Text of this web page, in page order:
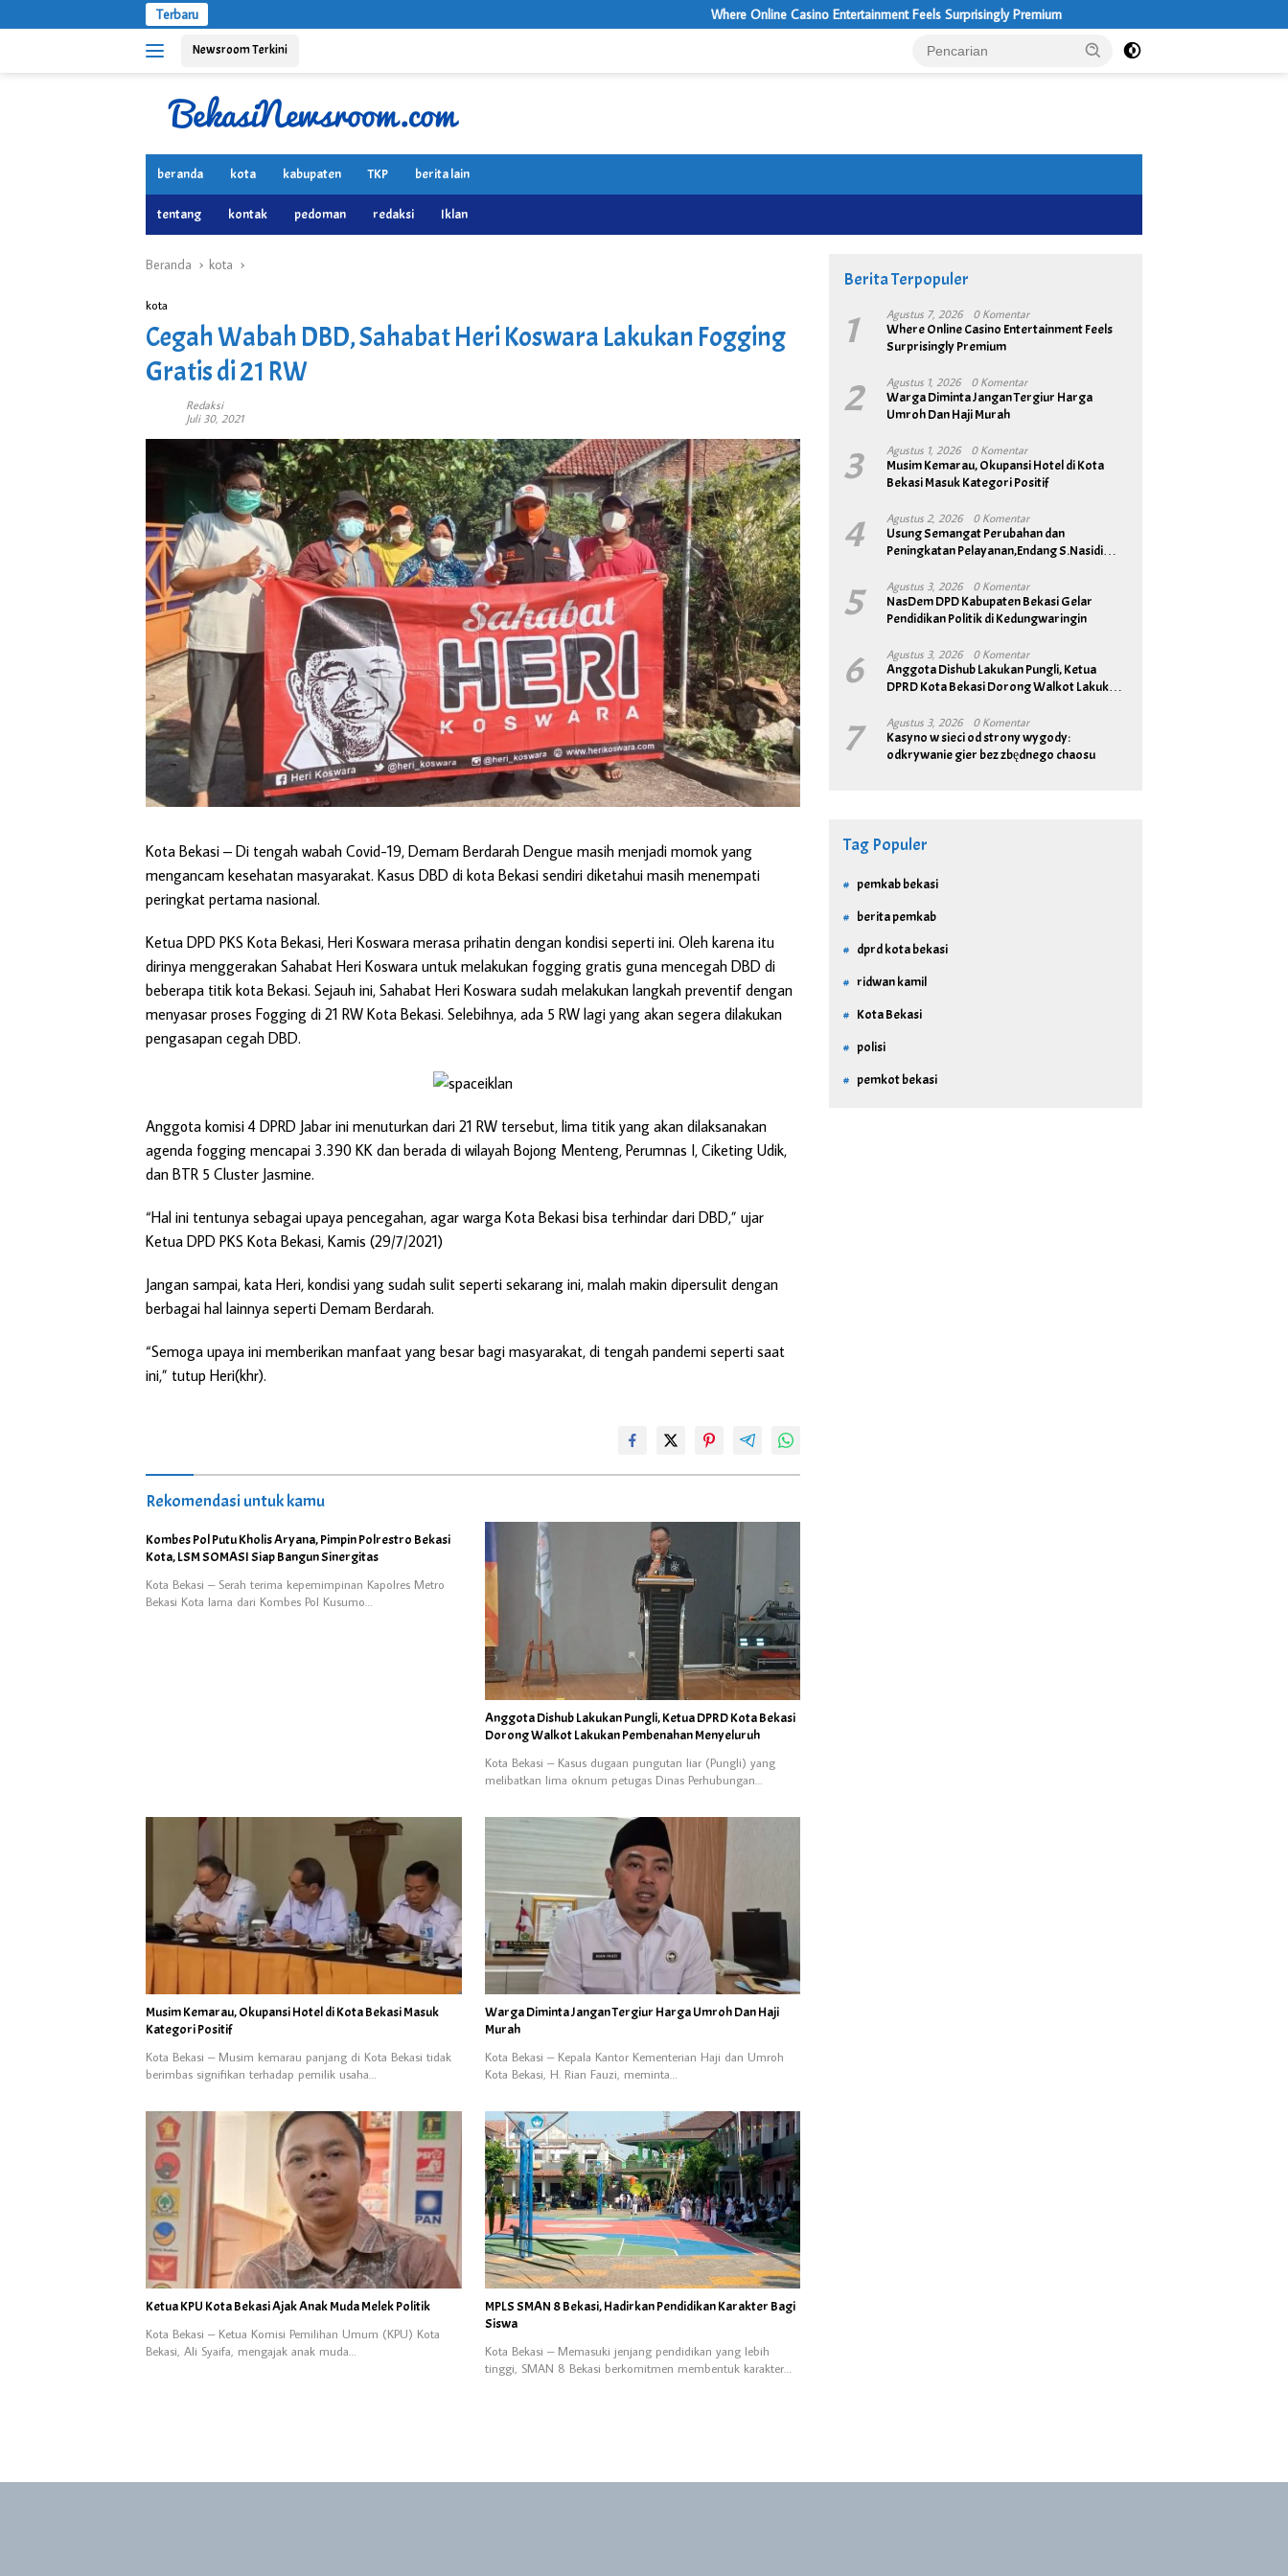
ke
Terbaru Where Online Casino Entertainment Feels Surprisingly Premium
Newsroom Terkini
beranda kota kabupaten TKP berita lain
tentang kontak pedoman redaksi Iklan
Beranda kota
kota
Cegah Wabah DBD, Sahabat Heri Koswara Lakukan Fogging
Gratis di 21 RW
Redaksi
Juli 30, 2021
Kota Bekasi – Di tengah wabah Covid-19, Demam Berdarah Dengue masih menjadi momok yang
mengancam kesehatan masyarakat. Kasus DBD di kota Bekasi sendiri diketahui masih menempati
peringkat pertama nasional.
Ketua DPD PKS Kota Bekasi, Heri Koswara merasa prihatin dengan kondisi seperti ini. Oleh karena itu
dirinya menggerakan Sahabat Heri Koswara untuk melakukan fogging gratis guna mencegah DBD di
beberapa titik kota Bekasi. Sejauh ini, Sahabat Heri Koswara sudah melakukan langkah preventif dengan
menyasar proses Fogging di 21 RW Kota Bekasi. Selebihnya, ada 5 RW lagi yang akan segera dilakukan
pengasapan cegah DBD.
Anggota komisi 4 DPRD Jabar ini menuturkan dari 21 RW tersebut, lima titik yang akan dilaksanakan
agenda fogging mencapai 3.390 KK dan berada di wilayah Bojong Menteng, Perumnas I, Ciketing Udik,
dan BTR 5 Cluster Jasmine.
“Hal ini tentunya sebagai upaya pencegahan, agar warga Kota Bekasi bisa terhindar dari DBD,” ujar
Ketua DPD PKS Kota Bekasi, Kamis (29/7/2021)
Jangan sampai, kata Heri, kondisi yang sudah sulit seperti sekarang ini, malah makin dipersulit dengan
berbagai hal lainnya seperti Demam Berdarah.
“Semoga upaya ini memberikan manfaat yang besar bagi masyarakat, di tengah pandemi seperti saat
ini,” tutup Heri(khr).
Rekomendasi untuk kamu
Kombes Pol Putu Kholis Aryana, Pimpin Polrestro Bekasi
Kota, LSM SOMASI Siap Bangun Sinergitas
Kota Bekasi – Serah terima kepemimpinan Kapolres Metro
Bekasi Kota lama dari Kombes Pol Kusumo…
Anggota Dishub Lakukan Pungli, Ketua DPRD Kota Bekasi
Dorong Walkot Lakukan Pembenahan Menyeluruh
Kota Bekasi – Kasus dugaan pungutan liar (Pungli) yang
melibatkan lima oknum petugas Dinas Perhubungan…
Musim Kemarau, Okupansi Hotel di Kota Bekasi Masuk
Kategori Positif
Kota Bekasi – Musim kemarau panjang di Kota Bekasi tidak
berimbas signifikan terhadap pemilik usaha…
Warga Diminta Jangan Tergiur Harga Umroh Dan Haji
Murah
Kota Bekasi – Kepala Kantor Kementerian Haji dan Umroh
Kota Bekasi, H. Rian Fauzi, meminta…
Ketua KPU Kota Bekasi Ajak Anak Muda Melek Politik
Kota Bekasi – Ketua Komisi Pemilihan Umum (KPU) Kota
Bekasi, Ali Syaifa, mengajak anak muda…
MPLS SMAN 8 Bekasi, Hadirkan Pendidikan Karakter Bagi
Siswa
Kota Bekasi – Memasuki jenjang pendidikan yang lebih
tinggi, SMAN 8 Bekasi berkomitmen membentuk karakter…
Berita Terpopuler
1 Agustus 7, 2026 0 Komentar
Where Online Casino Entertainment Feels
Surprisingly Premium
2 Agustus 1, 2026 0 Komentar
Warga Diminta Jangan Tergiur Harga
Umroh Dan Haji Murah
3 Agustus 1, 2026 0 Komentar
Musim Kemarau, Okupansi Hotel di Kota
Bekasi Masuk Kategori Positif
4 Agustus 2, 2026 0 Komentar
Usung Semangat Perubahan dan
Peningkatan Pelayanan,Endang S.Nasidi
5 Agustus 3, 2026 0 Komentar
NasDem DPD Kabupaten Bekasi Gelar
Pendidikan Politik di Kedungwaringin
6 Agustus 3, 2026 0 Komentar
Anggota Dishub Lakukan Pungli, Ketua
DPRD Kota Bekasi Dorong Walkot Lakukan
7 Agustus 3, 2026 0 Komentar
Kasyno w sieci od strony wygody:
odkrywanie gier bez zbędnego chaosu
Tag Populer
pemkab bekasi
berita pemkab
dprd kota bekasi
ridwan kamil
Kota Bekasi
polisi
pemkot bekasi